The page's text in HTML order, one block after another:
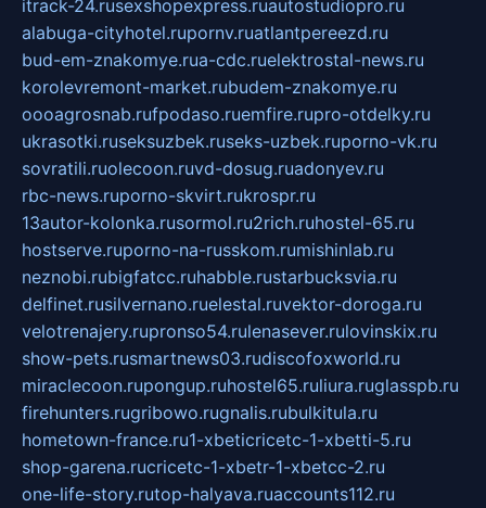
itrack-24.rusexshopexpress.ruautostudiopro.ru
alabuga-cityhotel.rupornv.ruatlantpereezd.ru
bud-em-znakomye.rua-cdc.ruelektrostal-news.ru
korolevremont-market.rubudem-znakomye.ru
oooagrosnab.rufpodaso.ruemfire.rupro-otdelky.ru
ukrasotki.ruseksuzbek.ruseks-uzbek.ruporno-vk.ru
sovratili.ruolecoon.ruvd-dosug.ruadonyev.ru
rbc-news.ruporno-skvirt.rukrospr.ru
13autor-kolonka.rusormol.ru2rich.ruhostel-65.ru
hostserve.ruporno-na-russkom.rumishinlab.ru
neznobi.rubigfatcc.ruhabble.rustarbucksvia.ru
delfinet.rusilvernano.ruelestal.ruvektor-doroga.ru
velotrenajery.rupronso54.rulenasever.rulovinskix.ru
show-pets.rusmartnews03.rudiscofoxworld.ru
miraclecoon.rupongup.ruhostel65.ruliura.ruglasspb.ru
firehunters.rugribowo.rugnalis.rubulkitula.ru
hometown-france.ru1-xbeticricetc-1-xbetti-5.ru
shop-garena.rucricetc-1-xbetr-1-xbetcc-2.ru
one-life-story.rutop-halyava.ruaccounts112.ru